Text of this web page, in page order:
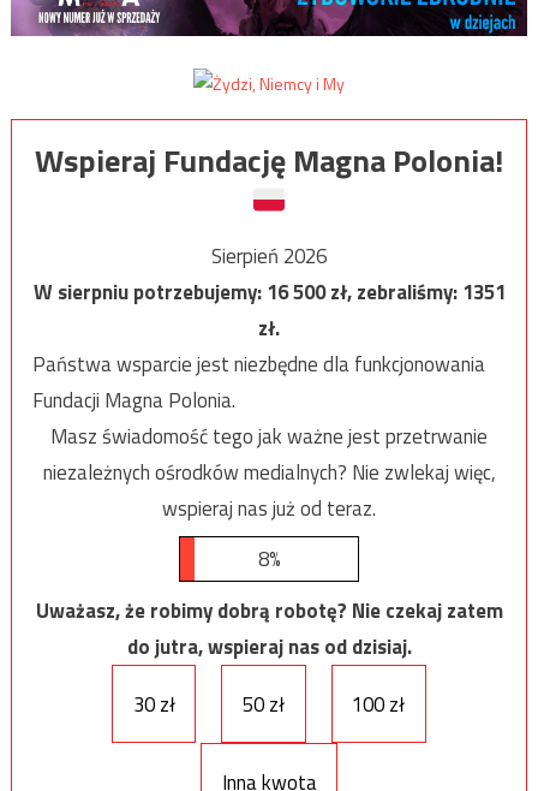
Wspieraj Fundację Magna Polonia!
Sierpień 2026
W sierpniu potrzebujemy:16 500zł, zebraliśmy:1351
zł.
Państwa wsparcie jest niezbędne dla funkcjonowania
Fundacji Magna Polonia.
Masz świadomość tego jak ważne jest przetrwanie
niezależnych ośrodków medialnych? Nie zwlekaj więc,
wspieraj nas już od teraz.
8%
Uważasz, że robimy dobrą robotę? Nie czekaj zatem
do jutra, wspieraj nas od dzisiaj.
30 zł
50 zł 100 zł
Inna kwota